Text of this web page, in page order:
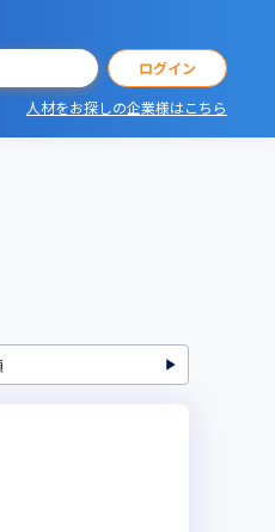
ログイン
人材をお探しの企業様はこちら